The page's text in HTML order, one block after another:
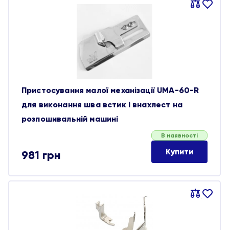
Порівняти
В
Пристосування малої механізації UMA-60-R
для виконання шва встик і внахлест на
розпошивальній машині
981 грн
В наявності
Купити
Порівняти
В